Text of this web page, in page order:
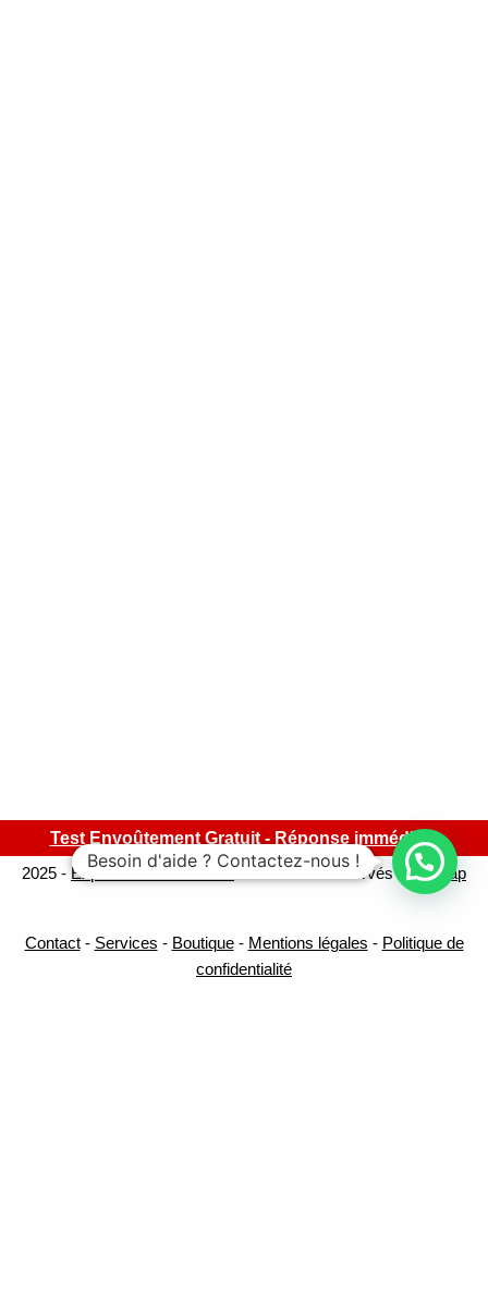
Test Envoûtement Gratuit - Réponse immédiate
2025 -Expert-Sorcellerie.com- Tous droits réservés -Sitemap
Contact- Services - Boutique- Mentions légales - Politique de
confidentialité
Besoin d'aide ? Contactez-nous !